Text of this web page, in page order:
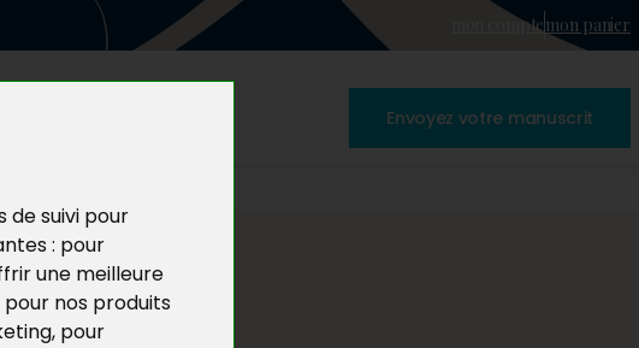
de suivi pour
: pour
une meilleure
nos produits
, pour
mon comptemon panier
Envoyez votre manuscrit